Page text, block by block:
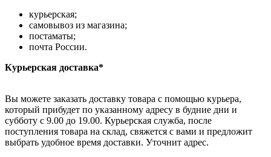
курьерская;
самовывоз из магазина;
постаматы;
почта России.
Курьерская доставка*
Вы можете заказать доставку товара с помощью курьера,
который прибудет по указанному адресу в будние дни и
субботу с 9.00 до 19.00. Курьерская служба, после
поступления товара на склад, свяжется с вами и предложит
выбрать удобное время доставки. Уточнит адрес.